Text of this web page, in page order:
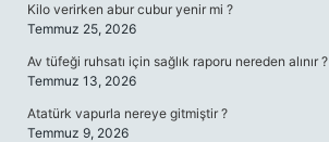
Kilo verirken abur cubur yenir mi ?
Temmuz 25, 2026
Av tüfeği ruhsatı için sağlık raporu nereden alınır ?
Temmuz 13, 2026
Atatürk vapurla nereye gitmiştir ?
Temmuz 9, 2026